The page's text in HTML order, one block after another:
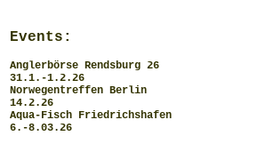
Events:
Anglerbörse Rendsburg 26
31.1.-1.2.26
Norwegentreffen Berlin
14.2.26
Aqua-Fisch Friedrichshafen
6.-8.03.26